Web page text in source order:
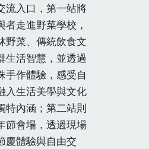
流入口，第一站將
者走進野菜學校，
野菜、傳統飲食文
生活智慧，並透過
手作體驗，感受自
入生活美學與文化
特內涵；第二站則
節會場，透過現場
慶體驗與自由交